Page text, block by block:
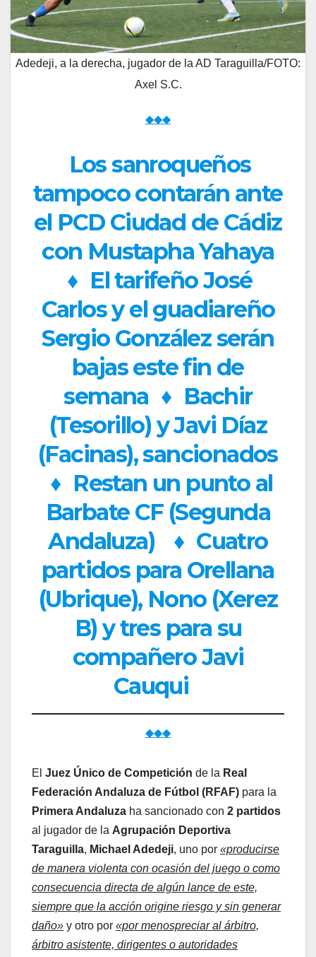
Adedeji, a la derecha, jugador de la AD Taraguilla/FOTO:
Axel S.C.
◆◆◆
Los sanroqueños
tampoco contarán ante
el PCD Ciudad de Cádiz
con Mustapha Yahaya
♦ El tarifeño José
Carlos y el guadiareño
Sergio González serán
bajas este fin de
semana ♦ Bachir
(Tesorillo) y Javi Díaz
(Facinas), sancionados
♦ Restan un punto al
Barbate CF (Segunda
Andaluza)
♦ Cuatro
partidos para Orellana
(Ubrique), Nono (Xerez
B) y tres para su
compañero Javi
Cauqui
◆◆◆
El Juez Único de Competición de la Real
Federación Andaluza de Fútbol (RFAF) para la
Primera Andaluza ha sancionado con 2 partidos
al jugador de la Agrupación Deportiva
Taraguilla, Michael Adedeji, uno por «producirse
de manera violenta con ocasión del juego o como
consecuencia directa de algún lance de este,
siempre que la acción origine riesgo y sin generar
daño» y otro por «por menospreciar al árbitro,
árbitro asistente, dirigentes o autoridades